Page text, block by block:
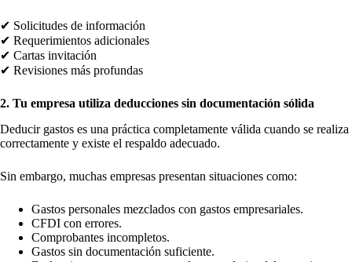
✔ Solicitudes de información
✔ Requerimientos adicionales
✔ Cartas invitación
✔ Revisiones más profundas
2. Tu empresa utiliza deducciones sin documentación sólida
Deducir gastos es una práctica completamente válida cuando se realiza
correctamente y existe el respaldo adecuado.
Sin embargo, muchas empresas presentan situaciones como:
Gastos personales mezclados con gastos empresariales.
CFDI con errores.
Comprobantes incompletos.
Gastos sin documentación suficiente.